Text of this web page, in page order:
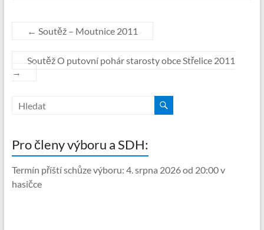
← Soutěž – Moutnice 2011
Soutěž O putovní pohár starosty obce Střelice 2011
→
Pro členy výboru a SDH:
Termín příští schůze výboru: 4. srpna 2026 od 20:00 v
hasičce